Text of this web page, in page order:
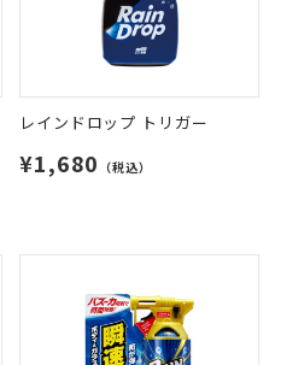
レインドロップ トリガー
¥1,680 （税込）